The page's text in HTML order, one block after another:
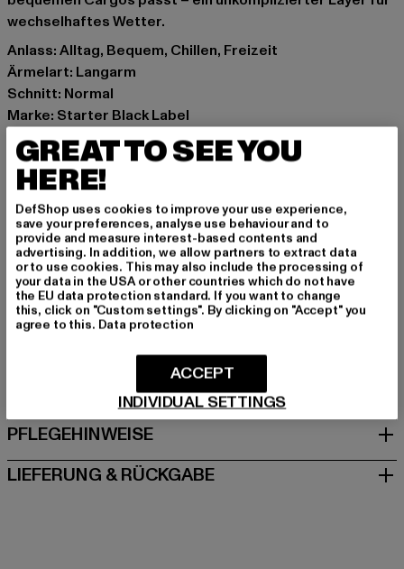
wechselhaftes Wetter.
Anlass: Alltag, Bequem, Chillen, Freizeit
Ärmelart: Langarm
Schnitt: Normal
Marke: Starter Black Label
Kat.: Hoodies
Farbe: schwarz
Hersteller Farbe: black
Materialzusammensetzung: 70% Baumwolle, 30%
Polyester
Art.Nr: ST443-00007
Hersteller: TB International GmbH |info@tbint.de
Dr.-Robert-Murjahn-Straße 7 | 64372 Ober-Ramstadt |
DE
GRÖSSE & PASSFORM
PFLEGEHINWEISE
LIEFERUNG & RÜCKGABE
GREAT TO SEE YOU
HERE!
DefShop uses cookies to improve your use experience,
save your preferences, analyse use behaviour and to
provide and measure interest-based contents and
advertising. In addition, we allow partners to extract data
or to use cookies. This may also include the processing of
your data in the USA or other countries which do not have
the EU data protection standard. If you want to change
this, click on "Custom settings". By clicking on "Accept" you
agree to this. Data protection
INDIVIDUAL SETTINGS
ACCEPT